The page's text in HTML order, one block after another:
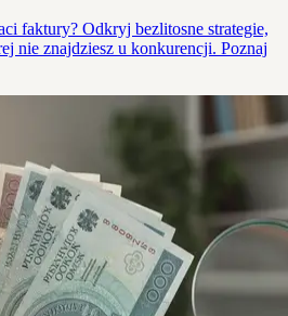
faktury? Odkryj bezlitosne strategie,
nie znajdziesz u konkurencji. Poznaj